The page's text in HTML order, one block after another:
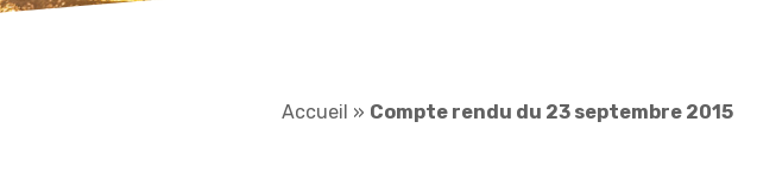
Accueil » Compte rendu du 23 septembre 2015